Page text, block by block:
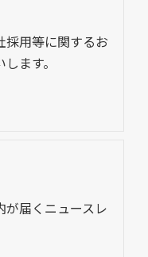
採用等に関するお
ます。
が届くニュースレ